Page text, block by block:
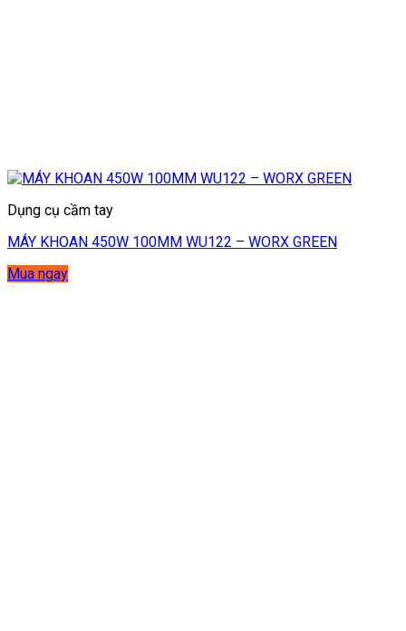
Dụng cụ cầm tay
MÁY KHOAN 450W 100MM WU122 – WORX GREEN
Mua ngay